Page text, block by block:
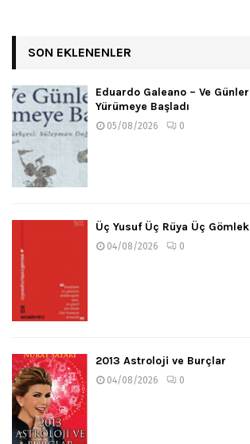
SON EKLENENLER
Eduardo Galeano – Ve Günler
Yürümeye Başladı
05/08/2026 0
Üç Yusuf Üç Rüya Üç Gömlek
04/08/2026 0
2013 Astroloji ve Burçlar
04/08/2026 0